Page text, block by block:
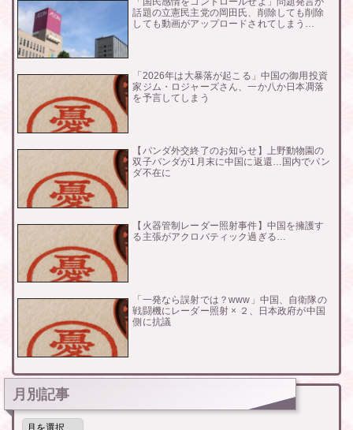
話題の立憲民主党の岡田氏、削除しても削除
しても動画がアップロードされてしまう…
「2026年は大暴落が起こる」中国の御用投資
家ジム・ロジャーズさん、一か八か日本凋落
を予言してしまう
【パンダ外交終了のお知らせ】上野動物園の
双子パンダが1月末に中国に返還…国内でパン
ダ不在に
【火器管制レーダー照射事件】中国を擁護す
る主張がアクロバティック過ぎる…
「一発なら誤射では？www」中国、自衛隊の
戦闘機にレーダー照射 × ２、日本政府が中国
側に抗議
月別記事
月